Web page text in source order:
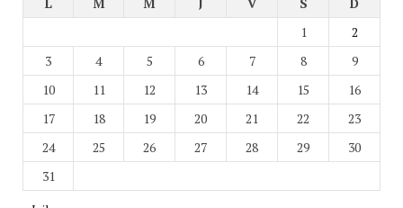
1
2
3
4 5 6 7 8
9
10
11 12 13 14 15
16
17
18 19 20 21 22
23
24
25 26 27 28 29
30
31